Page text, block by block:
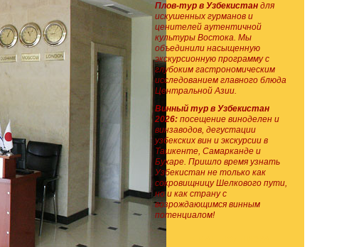
Плов-тур в Узбекистан для
искушенных гурманов и
ценителей аутентичной
культуры Востока. Мы
объединили насыщенную
экскурсионную программу с
глубоким гастрономическим
исследованием главного блюда
Центральной Азии.
Винный тур в Узбекистан
2026: посещение виноделен и
винзаводов, дегустации
узбекских вин и экскурсии в
Ташкенте, Самарканде и
Бухаре. Пришло время узнать
Узбекистан не только как
сокровищницу Шелкового пути,
но и как страну с
возрождающимся винным
потенциалом!